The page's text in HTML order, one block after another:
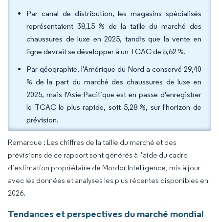
Par canal de distribution, les magasins spécialisés
représentaient 38,15 % de la taille du marché des
chaussures de luxe en 2025, tandis que la vente en
ligne devrait se développer à un TCAC de 5,62 %.
Par géographie, l'Amérique du Nord a conservé 29,40
% de la part du marché des chaussures de luxe en
2025, mais l'Asie-Pacifique est en passe d'enregistrer
le TCAC le plus rapide, soit 5,28 %, sur l'horizon de
prévision.
Remarque : Les chiffres de la taille du marché et des
prévisions de ce rapport sont générés à l’aide du cadre
d’estimation propriétaire de Mordor Intelligence, mis à jour
avec les données et analyses les plus récentes disponibles en
2026.
Tendances et perspectives du marché mondial